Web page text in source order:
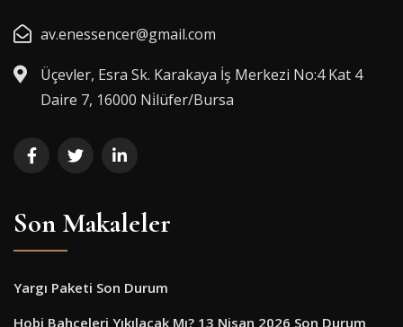
av.enessencer@gmail.com
Üçevler, Esra Sk. Karakaya İş Merkezi No:4 Kat 4
Daire 7, 16000 Ni̇lüfer/Bursa
Son Makaleler
Yargı Paketi Son Durum
Hobi Bahçeleri Yıkılacak Mı? 13 Nisan 2026 Son Durum